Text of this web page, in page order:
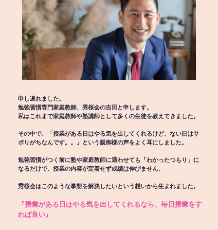
申し遅れました。
勉強習慣専門家庭教師、秀桜会の吉田と申します。
私はこれまで家庭教師や塾講師として多くの生徒を教えてきました。
その中で、「授業がある日はやる気を出してくれるけど、ない日はサ
ボりがちなんです。。」という親御様の声をよく耳にしました。
勉強習慣がつく前に塾や家庭教師に通わせても「わかったつもり」に
なるだけで、授業の内容が定着せず成績は伸びません。
秀桜会はこのような事態を解決したいという想いから生まれました。
『授業がある日はやる気を出してくれるなら、毎日授業をす
れば良い』